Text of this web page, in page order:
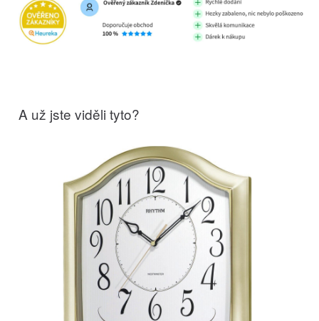
A už jste viděli tyto?